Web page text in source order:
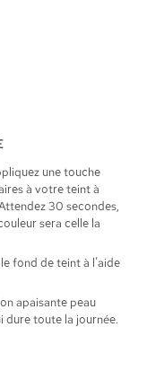
une touche
à votre teint à
30 secondes,
sera celle la
fond de teint à l’aide
apaisante peau
dure toute la journée.